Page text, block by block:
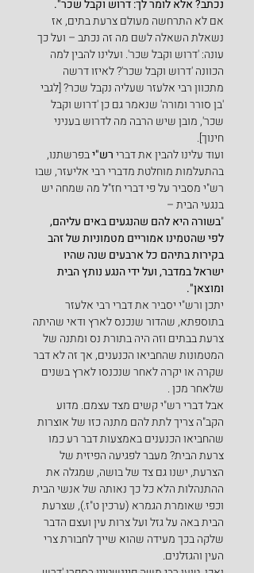
נכתב? אלא לומר לך: דרוש וקבל שכר".
אם לא התרחשה מעולם צרעת בתים, אז
נשאלת השאלה לשם מה זה נכתב – ועל כך
עונה: 'דרוש וקבל שכר'. ועלינו להבין למה
הכוונה 'דרוש וקבל שכר'? לאיזו דרשה
מתכוון רבי אלעזר שעליה נקבל שכר? [לגבי
'בן סורר ומורה' שנאמר גם כן 'דרוש וקבל
שכר', מובן שיש הרבה מה לדרוש בעניני
חינוך].
ועוד עלינו להבין את דברי רש"י בפרשתנו,
בהתעלמות מוחלטת מדברי רבי אליעזר, שבו
רש"י מסביר על פי דברי חז"ל מה שמחה יש
בנגעי הבית –
"בשורה היא להם שהנגעים באים עליהם,
לפי שהטמינו אמוריים מטמוניות של זהב
בקירות בתיהם כל ארבעים שנה שהיו
ישראל במדבר, ועל ידי הנגע נותץ הבית
ומוצאן".
יתכן ורש"י יסביר את דברי רבי אלעזר
בתוספתא, שהדור שנכנס לארץ ודאי שהיתה
צרעת בבתים וזה היה בתורת נס ומתנה של
המטמונות שהחביאו הכנענים, אך זה לא דבר
שקרה או יקרה לאחר שנכנסו לארץ בשנים
שלאחר מכן .
אבל דברי רש"י קשים מצד עצמם. מדוע
הקב"ה צריך לתת להם מתנה כזו של אוצרות
שהחביאו הכנענים באמצעות דבר רע כמו
צרעת הבית? מעבר לפגיעה הפיזית של
הצרעת, ישנו גם צד של בושה, שמגלה את
ההתנהלות הלא כל כך נאותה של אנשי הבית
וכפי שאומרת הגמרא (ערכין ט"ז.), שצרעת
הבית באה על גזל ועל צרות עין ועצם הדבר
שלקה בכך מעידה שהוא שייך לחבורת צרי
העין והגזלנים.